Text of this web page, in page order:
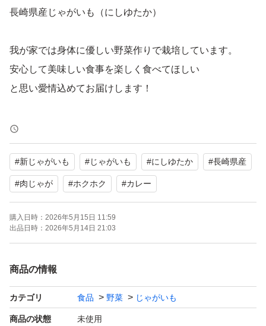
長崎県産じゃがいも（にしゆたか）
我が家では身体に優しい野菜作りで栽培しています。
安心して美味しい食事を楽しく食べてほしい
と思い愛情込めてお届けします！
令和8年5月に収穫しました。
にしゆたか
煮崩れしにくい品種になります。
ホクホクと煮物料理に適しています。
梱包込みの10kgになります。
#新じゃがいも #じゃがいも #にしゆたか #長崎県産
#肉じゃが #ホクホク #カレー
購入日時： 2026年5月15日 11:59
出品日時： 2026年5月14日 21:03
商品の情報
カテゴリ 食品 野菜 じゃがいも
商品の状態 未使用